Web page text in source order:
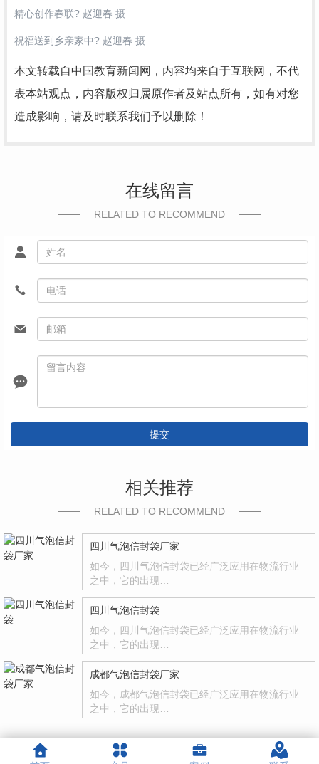
精心创作春联? 赵迎春 摄
祝福送到乡亲家中? 赵迎春 摄
本文转载自中国教育新闻网，内容均来自于互联网，不代
表本站观点，内容版权归属原作者及站点所有，如有对您
造成影响，请及时联系我们予以删除！
在线留言
RELATED TO RECOMMEND
提交
相关推荐
RELATED TO RECOMMEND
四川气泡信封袋厂家
如今，四川气泡信封袋已经广泛应用在物流行业
之中，它的出现…
四川气泡信封袋
如今，四川气泡信封袋已经广泛应用在物流行业
之中，它的出现…
成都气泡信封袋厂家
如今，成都气泡信封袋已经广泛应用在物流行业
之中，它的出现…